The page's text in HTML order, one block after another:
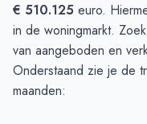
€ 510.125 euro.
in de woningmarkt.
van aangeboden en
Onderstaand zie je de
maanden: